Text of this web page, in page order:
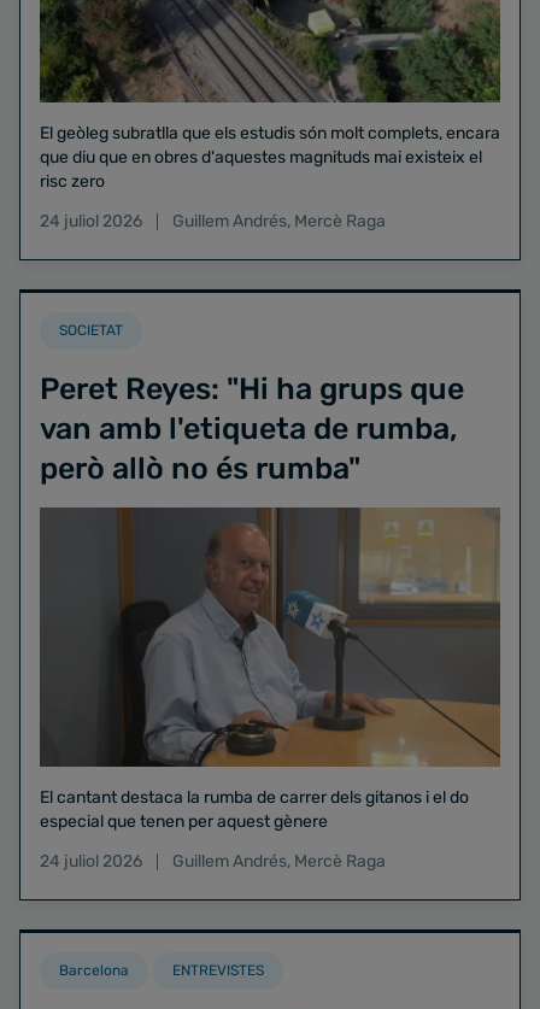
El geòleg subratlla que els estudis són molt complets, encara
que diu que en obres d'aquestes magnituds mai existeix el
risc zero
24 juliol 2026
Guillem Andrés, Mercè Raga
SOCIETAT
Peret Reyes: "Hi ha grups que
van amb l'etiqueta de rumba,
però allò no és rumba"
El cantant destaca la rumba de carrer dels gitanos i el do
especial que tenen per aquest gènere
24 juliol 2026
Guillem Andrés, Mercè Raga
Barcelona ENTREVISTES